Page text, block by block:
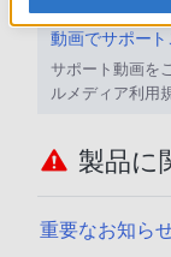
サポート動画を
ルメディア利用
製品に
重要なお知ら